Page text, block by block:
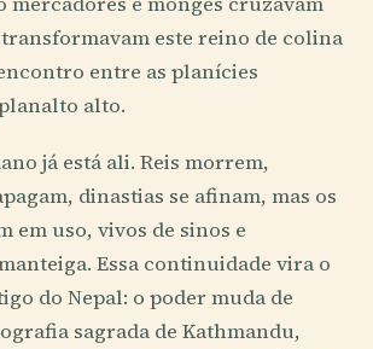
este reino de colina
entre as planícies
alto.
já está ali. Reis morrem,
dinastias se afinam, mas os
em uso, vivos de sinos e
Essa continuidade vira o
do Nepal: o poder muda de
sagrada de Kathmandu,